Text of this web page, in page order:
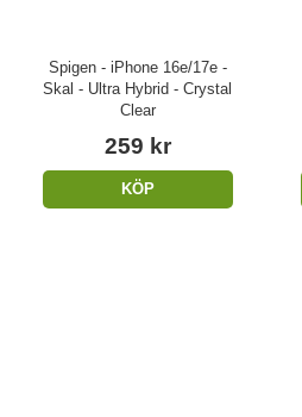
Spigen - iPhone 16e/17e -
Skal - Ultra Hybrid - Crystal
Clear
259 kr
KÖP